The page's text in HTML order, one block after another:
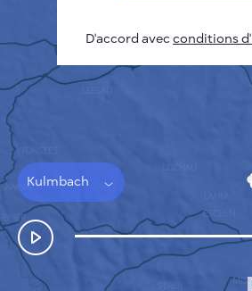
Kulmbach
POLITIQUE DE
CONDITIONS
GUIDE
D'accord avecconditions